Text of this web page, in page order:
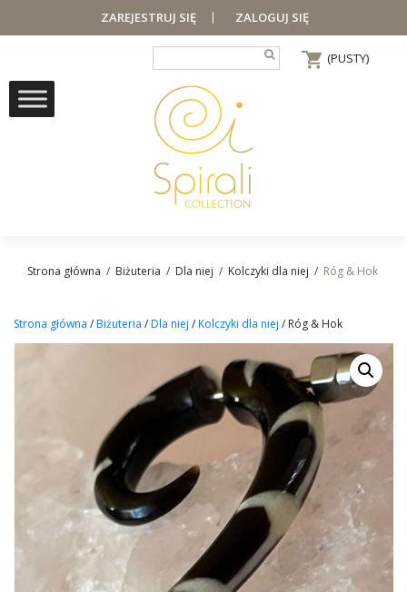
ZAREJESTRUJ SIĘ | ZALOGUJ SIĘ
(PUSTY)
Strona główna / Biżuteria / Dla niej / Kolczyki dla niej / Róg & Hok
Strona główna /Biżuteria /Dla niej /Kolczyki dla niej / Róg & Hok